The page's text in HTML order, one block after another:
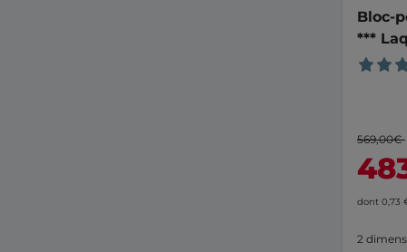
Bloc-
***
90
569,00€
dont 0,73
2